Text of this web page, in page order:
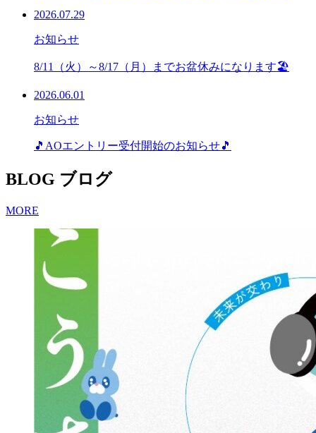
2026.07.29
お知らせ
8/11（火）～8/17（月）までお盆休みになります🏖
2026.06.01
お知らせ
🎵AOエントリー受付開始のお知らせ🎵
BLOG ブログ
MORE